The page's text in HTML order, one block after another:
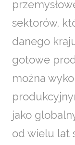
sektorów,
danego
gotowe
można
jako
od wielu lat